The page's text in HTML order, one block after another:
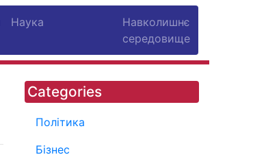
Наука
Навколишнє
середовище
Categories
Політика
Бізнес